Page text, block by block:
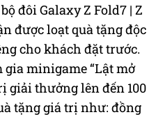
đôi Galaxy Z Fold7 | Z
được loạt quà tặng độc
cho khách đặt trước.
minigame “Lật mở
giải thưởng lên đến 100
tặng giá trị như: đồng